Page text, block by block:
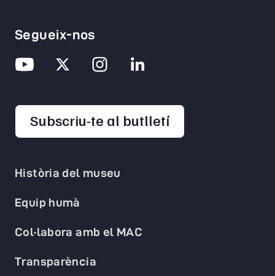
Història del museu
Equip humà
Col·labora amb el MAC
Transparència
Segueix-nos
Subscriu-te al butlletíopens in a new